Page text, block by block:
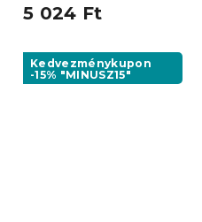
5 024 Ft
Kedvezménykupon
-15% "MINUSZ15"